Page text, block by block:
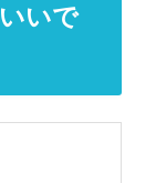
いで